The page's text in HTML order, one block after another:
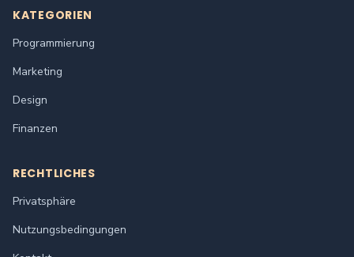
KATEGORIEN
Programmierung
Marketing
Design
Finanzen
RECHTLICHES
Privatsphäre
Nutzungsbedingungen